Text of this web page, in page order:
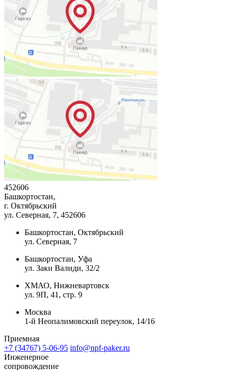
452606
Башкортостан,
г. Октябрьский
ул. Северная, 7, 452606
Башкортостан, Октябрьский
ул. Северная, 7
Башкортостан, Уфа
ул. Заки Валиди, 32/2
ХМАО, Нижневартовск
ул. 9П, 41, стр. 9
Москва
1-й Неопалимовский переулок, 14/16
Приемная
+7 (34767) 5-06-95 info@npf-paker.ru
Инженерное
сопровождение